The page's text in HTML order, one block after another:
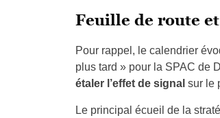
Feuille de route
Pour rappel, le calendrier
plus tard » pour la SPAC de
étaler l’effet de signal sur le
Le principal écueil de la